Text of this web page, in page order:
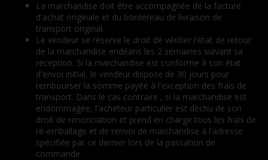
La marchandise doit être accompagnée de la facture
d'achat originale et du bordereau de livraison de
transport original.
Le vendeur se réserve le droit de vérifier l'état de retour
de la marchandise endéans les 2 semaines suivant sa
réception. Si la marchandise est conforme à son état
d'envoi initial, le vendeur dispose de 30 jours pour
rembourser la somme payée à l'exception des frais de
transport. Dans le cas contraire , si la marchandise est
endommagée, l'acheteur particulier est déchu de son
droit de renonciation et prend en charge tous les frais de
ré-emballage et de renvoi de marchandise à l'adresse
spécifiée par ce dernier lors de la passation de
commande.